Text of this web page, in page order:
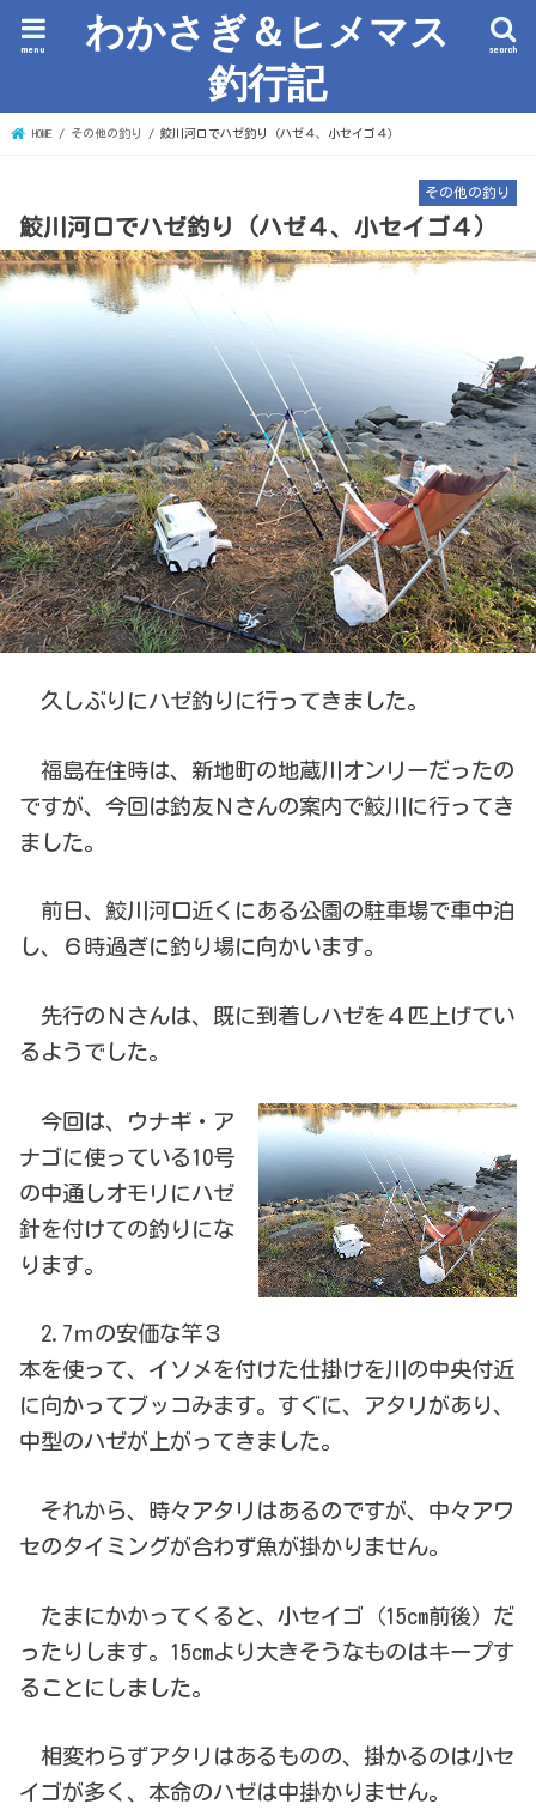
わかさぎ＆ヒメマス
釣行記
search
menu
HOME その他の釣り 鮫川河口でハゼ釣り（ハゼ４、小セイゴ４）
その他の釣り
鮫川河口でハゼ釣り（ハゼ４、小セイゴ４）
久しぶりにハゼ釣りに行ってきました。
福島在住時は、新地町の地蔵川オンリーだったの
ですが、今回は釣友Ｎさんの案内で鮫川に行ってき
ました。
前日、鮫川河口近くにある公園の駐車場で車中泊
し、６時過ぎに釣り場に向かいます。
先行のＮさんは、既に到着しハゼを４匹上げてい
るようでした。
今回は、ウナギ・ア
ナゴに使っている10号
の中通しオモリにハゼ
針を付けての釣りにな
ります。
2.7ｍの安価な竿３
本を使って、イソメを付けた仕掛けを川の中央付近
に向かってブッコみます。すぐに、アタリがあり、
中型のハゼが上がってきました。
それから、時々アタリはあるのですが、中々アワ
セのタイミングが合わず魚が掛かりません。
たまにかかってくると、小セイゴ（15cm前後）だ
ったりします。15cmより大きそうなものはキープす
ることにしました。
相変わらずアタリはあるものの、掛かるのは小セ
イゴが多く、本命のハゼは中掛かりません。